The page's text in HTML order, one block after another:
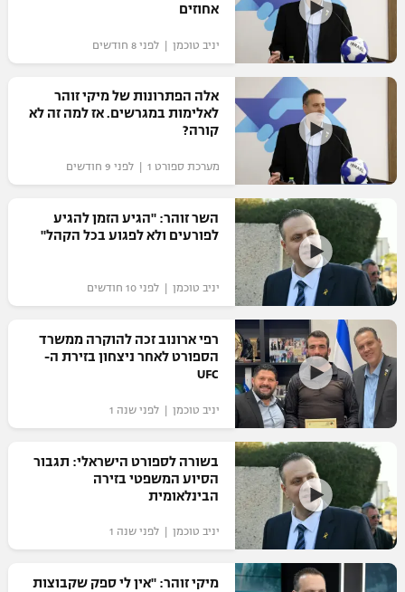
אחוזים
יניב טוכמן | לפני 8 חודשים
אלה הפתרונות של מיקי זוהר
לאלימות במגרשים. אז למה זה לא
קורה?
מערכת ספורט 1 | לפני 9 חודשים
השר זוהר: "הגיע הזמן להגיע
לפורעים ולא לפגוע בכל הקהל"
יניב טוכמן | לפני 10 חודשים
רפי ארונוב זכה להוקרה ממשרד
הספורט לאחר ניצחון בזירת ה-
UFC
יניב טוכמן | לפני שנה 1
בשורה לספורט הישראלי: תגבור
הסיוע המשפטי בזירה
הבינלאומית
יניב טוכמן | לפני שנה 1
מיקי זוהר: "אין לי ספק שקבוצות